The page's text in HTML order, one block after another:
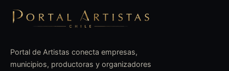
Portal de Artistas conecta empresas,
municipios, productoras y organizadores